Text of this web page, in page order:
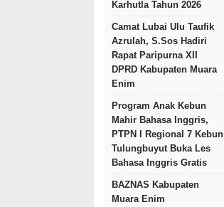
Karhutla Tahun 2026
Camat Lubai Ulu Taufik
Azrulah, S.Sos Hadiri
Rapat Paripurna XII
DPRD Kabupaten Muara
Enim
Program Anak Kebun
Mahir Bahasa Inggris,
PTPN I Regional 7 Kebun
Tulungbuyut Buka Les
Bahasa Inggris Gratis
BAZNAS Kabupaten
Muara Enim